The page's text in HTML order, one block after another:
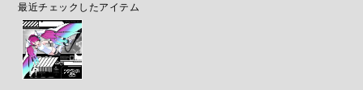
最近チェックしたアイテム